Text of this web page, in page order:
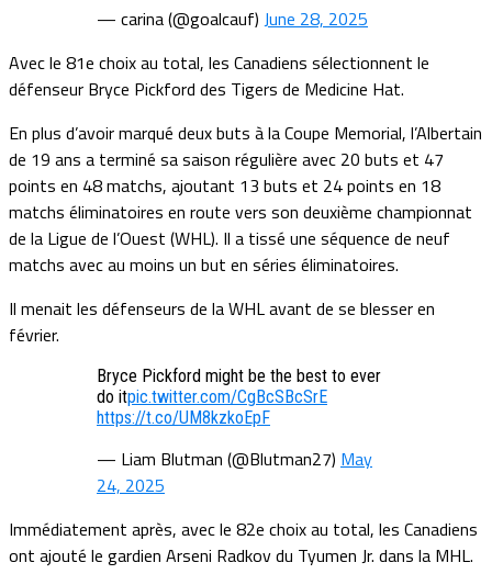
— carina (@goalcauf) June 28, 2025
Avec le 81e choix au total, les Canadiens sélectionnent le
défenseur Bryce Pickford des Tigers de Medicine Hat.
En plus d’avoir marqué deux buts à la Coupe Memorial, l’Albertain
de 19 ans a terminé sa saison régulière avec 20 buts et 47
points en 48 matchs, ajoutant 13 buts et 24 points en 18
matchs éliminatoires en route vers son deuxième championnat
de la Ligue de l’Ouest (WHL). Il a tissé une séquence de neuf
matchs avec au moins un but en séries éliminatoires.
Il menait les défenseurs de la WHL avant de se blesser en
février.
Bryce Pickford might be the best to ever
do itpic.twitter.com/CgBcSBcSrE
https://t.co/UM8kzkoEpF
— Liam Blutman (@Blutman27) May
24, 2025
Immédiatement après, avec le 82e choix au total, les Canadiens
ont ajouté le gardien Arseni Radkov du Tyumen Jr. dans la MHL.